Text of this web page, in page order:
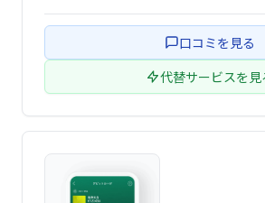
ビスには対応しておりません)
口コミを見る
代替サービスを見